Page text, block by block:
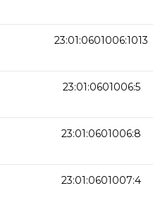
23:01:0601006:1013
23:01:0601006:5
23:01:0601006:8
23:01:0601007:4